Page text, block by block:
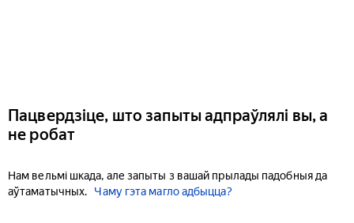
Пацвердзіце, што запыты адпраўлялі вы, а
не робат
Нам вельмі шкада, але запыты з вашай прылады падобныя да
аўтаматычных.
Чаму гэта магло адбыцца?